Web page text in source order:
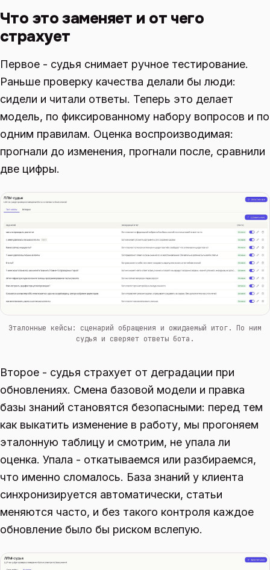
Что это заменяет и от чего
страхует
Первое - судья снимает ручное тестирование.
Раньше проверку качества делали бы люди:
сидели и читали ответы. Теперь это делает
модель, по фиксированному набору вопросов и по
одним правилам. Оценка воспроизводимая:
прогнали до изменения, прогнали после, сравнили
две цифры.
Эталонные кейсы: сценарий обращения и ожидаемый итог. По ним
судья и сверяет ответы бота.
Второе - судья страхует от деградации при
обновлениях. Смена базовой модели и правка
базы знаний становятся безопасными: перед тем
как выкатить изменение в работу, мы прогоняем
эталонную таблицу и смотрим, не упала ли
оценка. Упала - откатываемся или разбираемся,
что именно сломалось. База знаний у клиента
синхронизируется автоматически, статьи
меняются часто, и без такого контроля каждое
обновление было бы риском вслепую.